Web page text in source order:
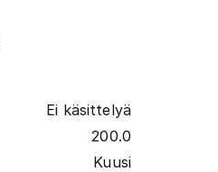
Ei käsittelyä
200.0
Kuusi